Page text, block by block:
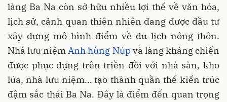
làng Ba Na còn sở hữu nhiều lợi thế về văn hóa,
lịch sử, cảnh quan thiên nhiên đang được đầu tư
xây dựng mô hình điểm về du lịch nông thôn.
Nhà lưu niệmAnh hùng Núpvà làng kháng chiến
được phục dựng trên triền đồi với nhà sàn, kho
lúa, nhà lưu niệm… tạo thành quần thể kiến trúc
đậm sắc thái Ba Na. Đây là điểm đến quan trọng